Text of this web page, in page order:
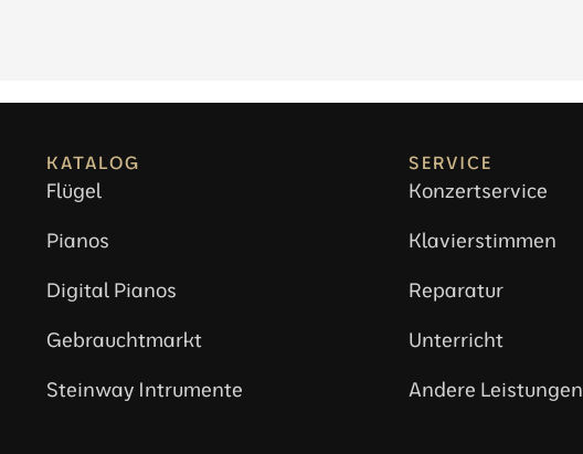
KATALOG
Flügel
Pianos
Digital Pianos
Gebrauchtmarkt
Steinway Intrumente
SERVICE
Konzertservice
Klavierstimmen
Reparatur
Unterricht
Andere Leistungen